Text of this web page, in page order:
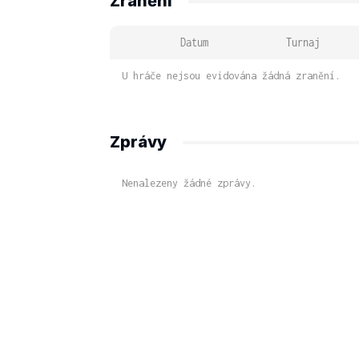
Datum Turnaj
U hráče nejsou evidována žádná zranění.
Zprávy
Nenalezeny žádné zprávy.